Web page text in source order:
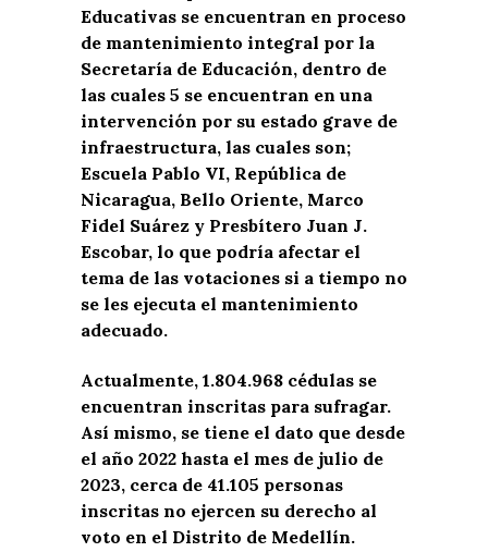
Educativas se encuentran en proceso
de mantenimiento integral por la
Secretaría de Educación, dentro de
las cuales 5 se encuentran en una
intervención por su estado grave de
infraestructura, las cuales son;
Escuela Pablo VI, República de
Nicaragua, Bello Oriente, Marco
Fidel Suárez y Presbítero Juan J.
Escobar, lo que podría afectar el
tema de las votaciones si a tiempo no
se les ejecuta el mantenimiento
adecuado.
Actualmente, 1.804.968 cédulas se
encuentran inscritas para sufragar.
Así mismo, se tiene el dato que desde
el año 2022 hasta el mes de julio de
2023, cerca de 41.105 personas
inscritas no ejercen su derecho al
voto en el Distrito de Medellín.